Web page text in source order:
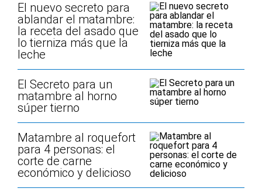
El nuevo secreto para
ablandar el matambre:
la receta del asado que
lo tierniza más que la
leche
El Secreto para un
matambre al horno
súper tierno
Matambre al roquefort
para 4 personas: el
corte de carne
económico y delicioso